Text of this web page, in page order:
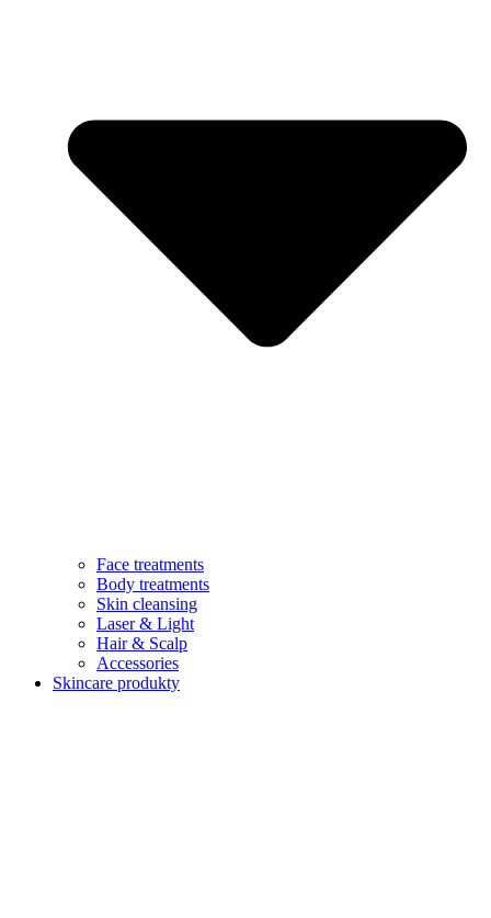
Face treatments
Body treatments
Skin cleansing
Laser & Light
Hair & Scalp
Accessories
Skincare produkty